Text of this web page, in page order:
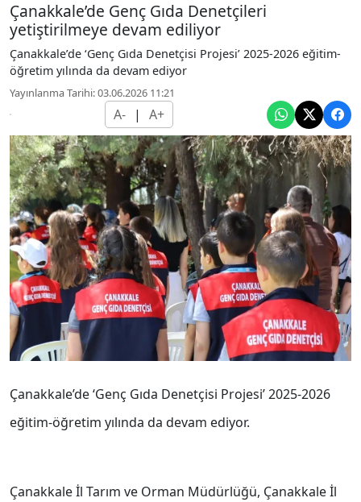
Çanakkale’de Genç Gıda Denetçileri
yetiştirilmeye devam ediliyor
Çanakkale’de ‘Genç Gıda Denetçisi Projesi’ 2025-2026 eğitim-
öğretim yılında da devam ediyor
Yayınlanma Tarihi: 03.06.2026 11:21
A- | A+
Çanakkale’de ‘Genç Gıda Denetçisi Projesi’ 2025-2026
eğitim-öğretim yılında da devam ediyor.
Çanakkale İl Tarım ve Orman Müdürlüğü, Çanakkale İl